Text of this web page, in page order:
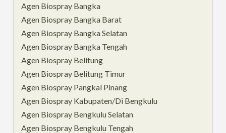
Agen Biospray Bangka
Agen Biospray Bangka Barat
Agen Biospray Bangka Selatan
Agen Biospray Bangka Tengah
Agen Biospray Belitung
Agen Biospray Belitung Timur
Agen Biospray Pangkal Pinang
Agen Biospray Kabupaten/Di Bengkulu
Agen Biospray Bengkulu Selatan
Agen Biospray Bengkulu Tengah